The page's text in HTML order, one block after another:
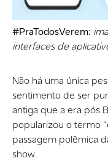
#PraTodosVerem:
interfaces de
Não há uma única
sentimento de ser
antiga que a era pós
popularizou o termo
passagem polêmica
show.